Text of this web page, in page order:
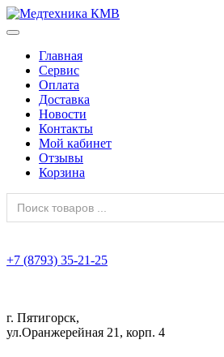
Главная
Сервис
Оплата
Доставка
Новости
Контакты
Мой кабинет
Отзывы
Корзина
Search
for:
+7 (8793) 35-21-25
г. Пятигорск,
ул.Оранжерейная 21, корп. 4